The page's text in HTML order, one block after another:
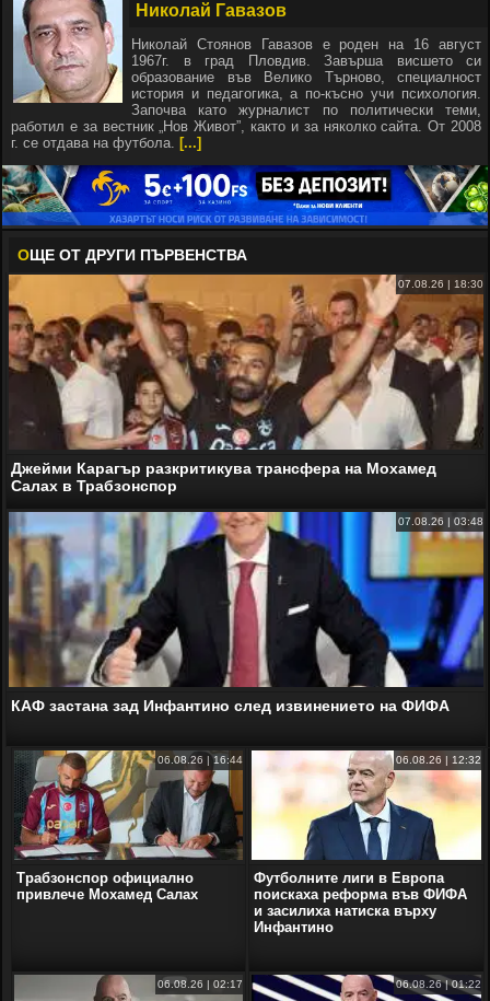
Николай Гавазов
Николай Стоянов Гавазов е роден на 16 август
1967г. в град Пловдив. Завърша висшето си
образование във Велико Търново, специалност
история и педагогика, а по-късно учи психология.
Започва като журналист по политически теми,
работил е за вестник „Нов Живот”, както и за няколко сайта. От 2008
г. се отдава на футбола. [...]
ОЩЕ ОТ ДРУГИ ПЪРВЕНСТВА
07.08.26 | 18:30
Джейми Карагър разкритикува трансфера на Мохамед
Салах в Трабзонспор
07.08.26 | 03:48
КАФ застана зад Инфантино след извинението на ФИФА
06.08.26 | 16:44
Трабзонспор официално
привлече Мохамед Салах
06.08.26 | 12:32
Футболните лиги в Европа
поискаха реформа във ФИФА
и засилиха натиска върху
Инфантино
06.08.26 | 02:17 06.08.26 | 01:22